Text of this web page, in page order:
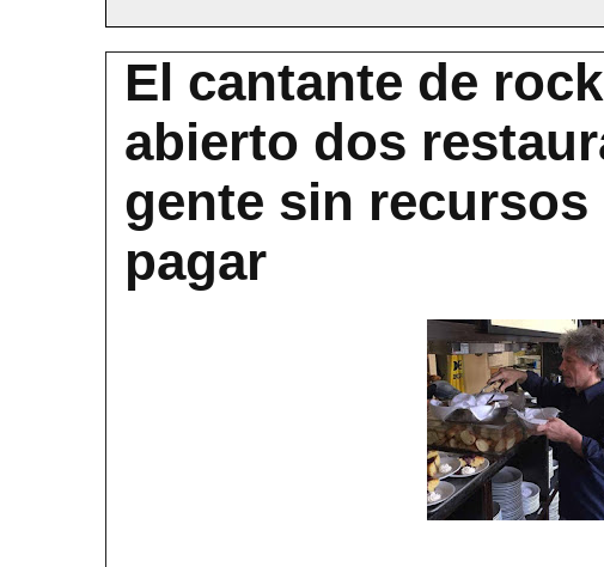
El cantante de
abierto dos
gente sin
pagar